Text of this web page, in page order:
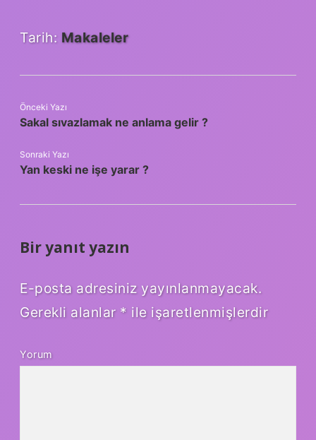
Tarih: Makaleler
Önceki Yazı
Sakal sıvazlamak ne anlama gelir ?
Sonraki Yazı
Yan keski ne işe yarar ?
Bir yanıt yazın
E-posta adresiniz yayınlanmayacak.
Gerekli alanlar * ile işaretlenmişlerdir
Yorum